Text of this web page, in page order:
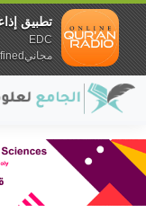
تطبيق
EDC
مجانيundefined